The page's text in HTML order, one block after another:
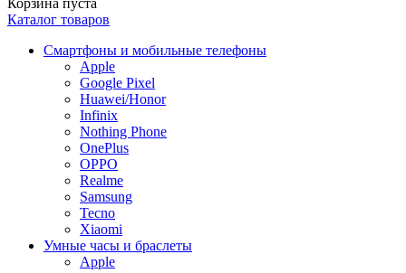
Корзина пуста
Каталог товаров
Смартфоны и мобильные телефоны
Apple
Google Pixel
Huawei/Honor
Infinix
Nothing Phone
OnePlus
OPPO
Realme
Samsung
Tecno
Xiaomi
Умные часы и браслеты
Apple